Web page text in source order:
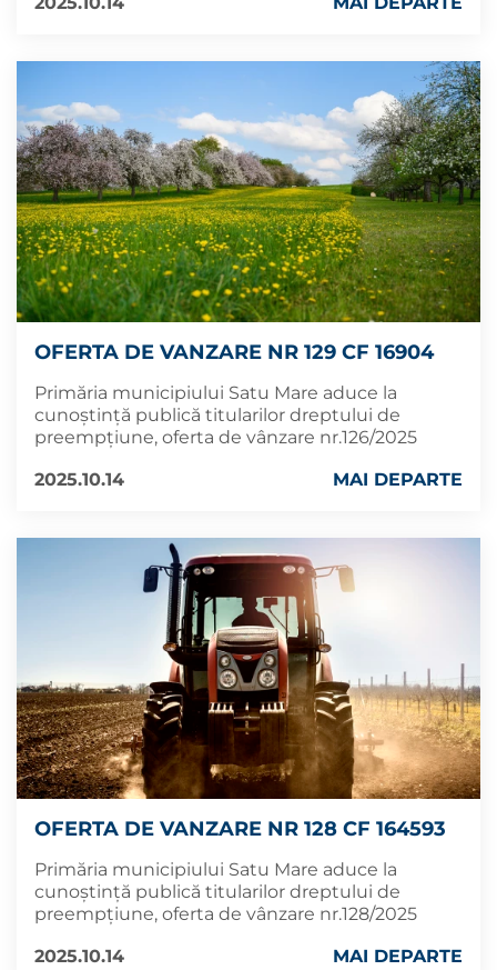
OFERTA DE VANZARE NR 129 CF 16904
Primăria municipiului Satu Mare aduce la
cunoștință publică titularilor dreptului de
preempțiune, oferta de vânzare nr.126/2025
2025.10.14
MAI DEPARTE
OFERTA DE VANZARE NR 128 CF 164593
Primăria municipiului Satu Mare aduce la
cunoștință publică titularilor dreptului de
preempțiune, oferta de vânzare nr.128/2025
2025.10.14
MAI DEPARTE